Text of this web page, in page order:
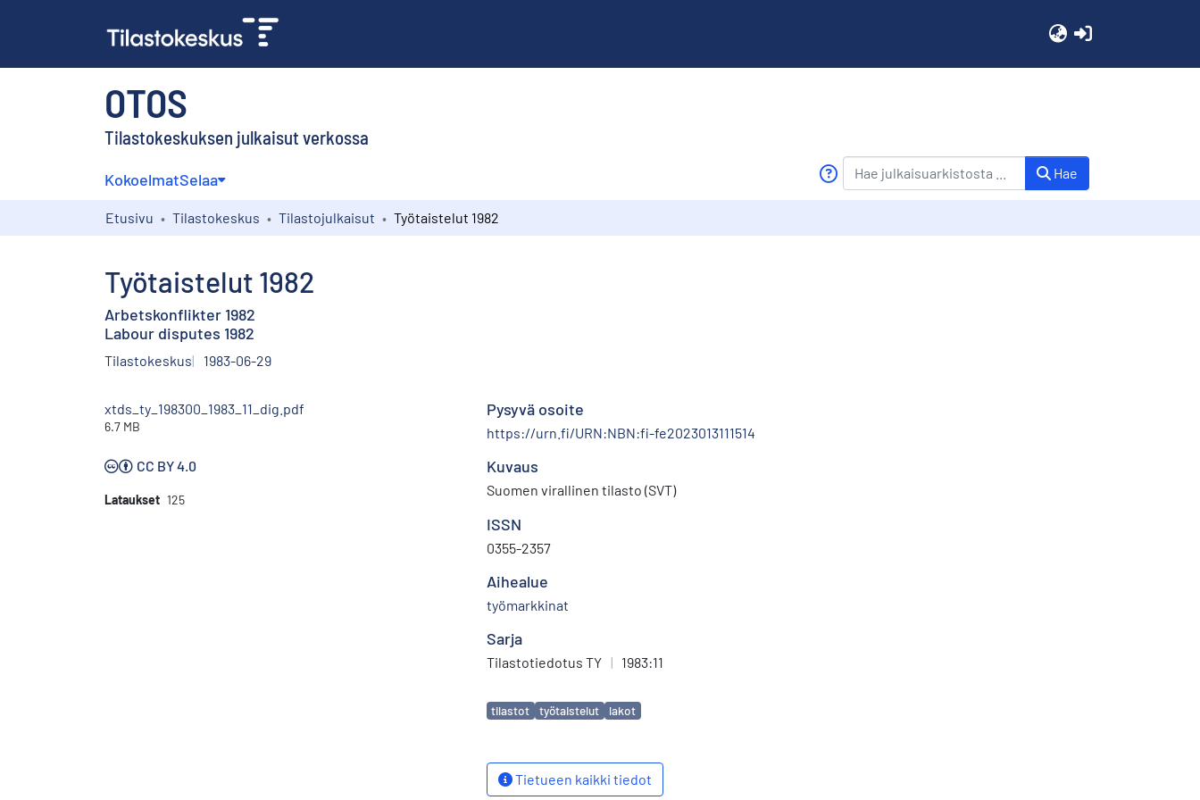
OTOS
Tilastokeskuksen julkaisut verkossa
KokoelmatSelaa Hae
Etusivu Tilastokeskus Tilastojulkaisut Työtaistelut 1982
Työtaistelut 1982
Arbetskonflikter 1982
Labour disputes 1982
Tilastokeskus 1983-06-29
xtds_ty_198300_1983_11_dig.pdf
6.7 MB
CC BY 4.0
Lataukset 125
Pysyvä osoite
https://urn.fi/URN:NBN:fi-fe2023013111514
Kuvaus
Suomen virallinen tilasto (SVT)
ISSN
0355-2357
Aihealue
työmarkkinat
Sarja
Tilastotiedotus TY | 1983:11
Avainsanat
tilastot työtaistelut lakot
Tietueen kaikki tiedot